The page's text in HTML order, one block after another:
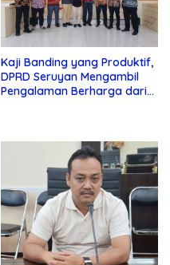
Kaji Banding yang Produktif,
DPRD Seruyan Mengambil
Pengalaman Berharga dari